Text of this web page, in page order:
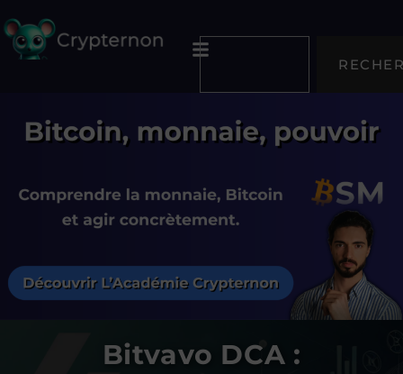
Bitvavo DCA :